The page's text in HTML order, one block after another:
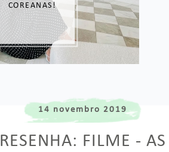
COREANAS!
14 novembro 2019
RESENHA: FILME - AS